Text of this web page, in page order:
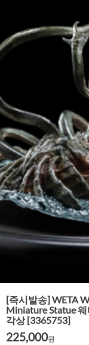
[즉시발송] WETA
Miniature Statue
각상 [3365753]
225,000원